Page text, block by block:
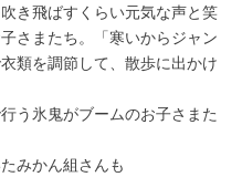
き飛ばすくらい元気な声と笑
さまたち。「寒いからジャン
類を調節して、散歩に出かけ
う氷鬼がブームのお子さまた
みかん組さんも